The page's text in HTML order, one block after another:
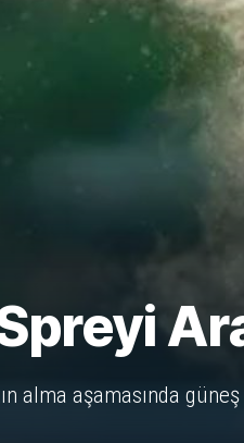
aşamasında güneş